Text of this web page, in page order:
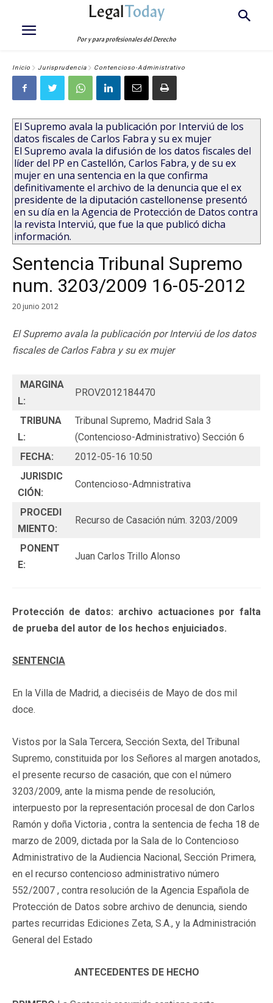
LegalToday
Por y para profesionales del Derecho
Inicio Jurisprudencia Contencioso-Administrativo
El Supremo avala la publicación por Interviú de los
datos fiscales de Carlos Fabra y su ex mujer
El Supremo avala la difusión de los datos fiscales del
líder del PP en Castellón, Carlos Fabra, y de su ex
mujer en una sentencia en la que confirma
definitivamente el archivo de la denuncia que el ex
presidente de la diputación castellonense presentó
en su día en la Agencia de Protección de Datos contra
la revista Interviú, que fue la que publicó dicha
información.
Sentencia Tribunal Supremo
num. 3203/2009 16-05-2012
20 junio 2012
El Supremo avala la publicación por Interviú de los datos
fiscales de Carlos Fabra y su ex mujer
MARGINA
L:
PROV2012184470
TRIBUNA
L:
Tribunal Supremo, Madrid Sala 3
(Contencioso-Administrativo) Sección 6
FECHA:
2012-05-16 10:50
JURISDIC
CIÓN:
Contencioso-Admnistrativa
PROCEDI
MIENTO:
Recurso de Casación núm. 3203/2009
PONENT
E:
Juan Carlos Trillo Alonso
Protección de datos: archivo actuaciones por falta
de prueba del autor de los hechos enjuiciados.
SENTENCIA
En la Villa de Madrid, a dieciséis de Mayo de dos mil
doce.
Vistos por la Sala Tercera, Sección Sexta, del Tribunal
Supremo, constituida por los Señores al margen anotados,
el presente recurso de casación, que con el número
3203/2009, ante la misma pende de resolución,
interpuesto por la representación procesal de don Carlos
Ramón y doña Victoria , contra la sentencia de fecha 18 de
marzo de 2009, dictada por la Sala de lo Contencioso
Administrativo de la Audiencia Nacional, Sección Primera,
en el recurso contencioso administrativo número
552/2007 , contra resolución de la Agencia Española de
Protección de Datos sobre archivo de denuncia, siendo
partes recurridas Ediciones Zeta, S.A., y la Administración
General del Estado
ANTECEDENTES DE HECHO